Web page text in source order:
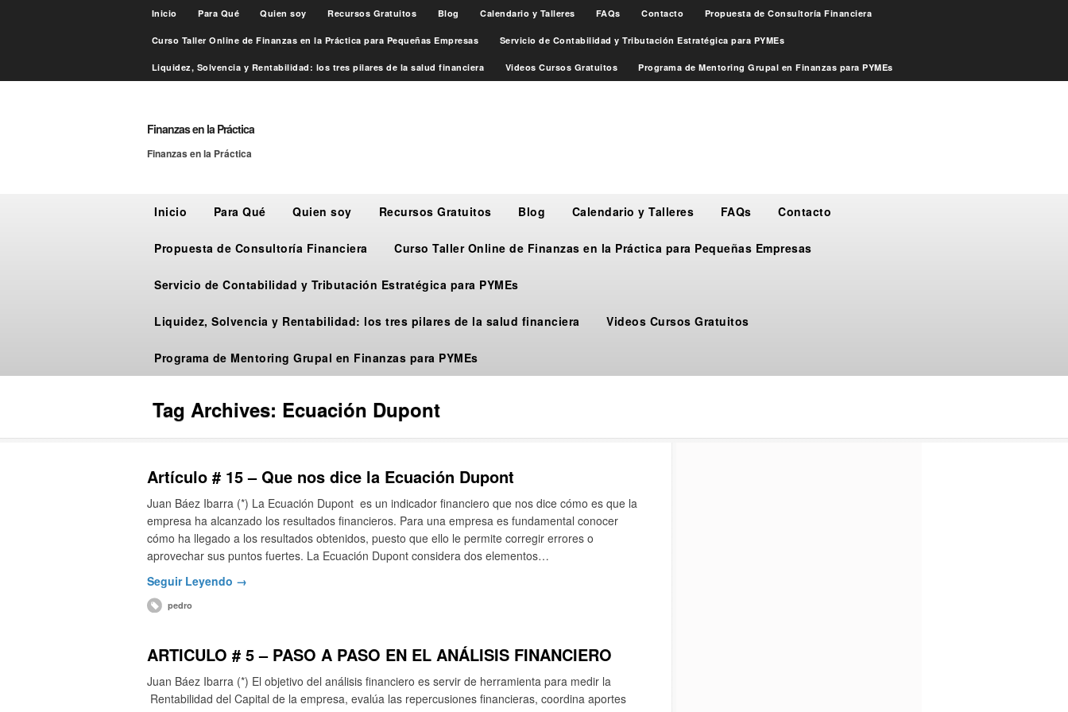
Inicio Para Qué Quien soy Recursos Gratuitos Blog Calendario y Talleres FAQs Contacto Propuesta de Consultoría Financiera
Curso Taller Online de Finanzas en la Práctica para Pequeñas Empresas Servicio de Contabilidad y Tributación Estratégica para PYMEs
Liquidez, Solvencia y Rentabilidad: los tres pilares de la salud financiera Videos Cursos Gratuitos Programa de Mentoring Grupal en Finanzas para PYMEs
Finanzas en la Práctica
Finanzas en la Práctica
Inicio Para Qué Quien soy Recursos Gratuitos Blog Calendario y Talleres FAQs Contacto
Propuesta de Consultoría Financiera Curso Taller Online de Finanzas en la Práctica para Pequeñas Empresas
Servicio de Contabilidad y Tributación Estratégica para PYMEs
Liquidez, Solvencia y Rentabilidad: los tres pilares de la salud financiera Videos Cursos Gratuitos
Programa de Mentoring Grupal en Finanzas para PYMEs
Tag Archives: Ecuación Dupont
Artículo # 15 – Que nos dice la Ecuación Dupont
Juan Báez Ibarra (*) La Ecuación Dupont es un indicador financiero que nos dice cómo es que la
empresa ha alcanzado los resultados financieros. Para una empresa es fundamental conocer
cómo ha llegado a los resultados obtenidos, puesto que ello le permite corregir errores o
aprovechar sus puntos fuertes. La Ecuación Dupont considera dos elementos…
Seguir Leyendo →
pedro
ARTICULO # 5 – PASO A PASO EN EL ANÁLISIS FINANCIERO
Juan Báez Ibarra (*) El objetivo del análisis financiero es servir de herramienta para medir la
Rentabilidad del Capital de la empresa, evalúa las repercusiones financieras, coordina aportes